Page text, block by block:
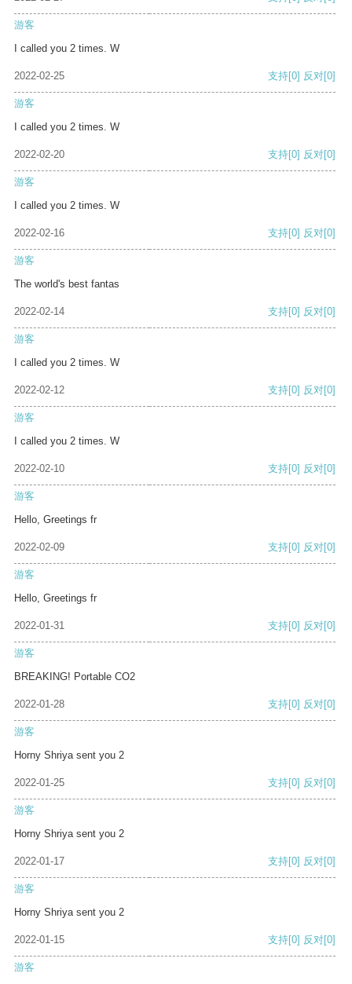
游客
I called you 2 times. W
2022-02-25 支持[0] 反对[0]
游客
I called you 2 times. W
2022-02-20 支持[0] 反对[0]
游客
I called you 2 times. W
2022-02-16 支持[0] 反对[0]
游客
The world's best fantas
2022-02-14 支持[0] 反对[0]
游客
I called you 2 times. W
2022-02-12 支持[0] 反对[0]
游客
I called you 2 times. W
2022-02-10 支持[0] 反对[0]
游客
Hello, Greetings fr
2022-02-09 支持[0] 反对[0]
游客
Hello, Greetings fr
2022-01-31 支持[0] 反对[0]
游客
BREAKING! Portable CO2
2022-01-28 支持[0] 反对[0]
游客
Horny Shriya sent you 2
2022-01-25 支持[0] 反对[0]
游客
Horny Shriya sent you 2
2022-01-17 支持[0] 反对[0]
游客
Horny Shriya sent you 2
2022-01-15 支持[0] 反对[0]
游客